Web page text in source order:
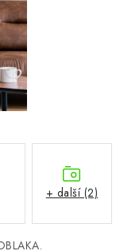
+ další (2)